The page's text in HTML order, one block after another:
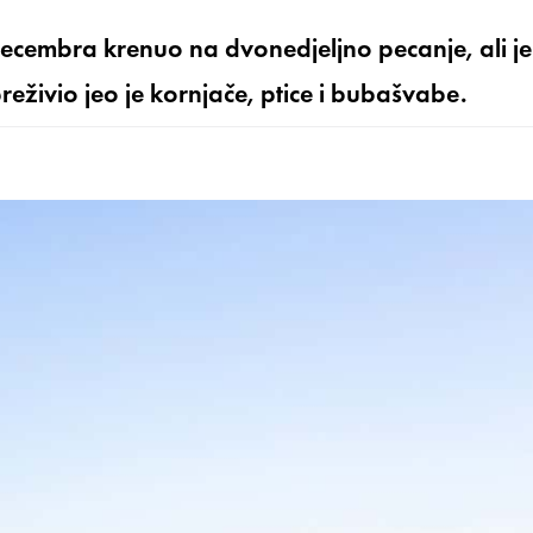
krenuo na dvonedjeljno pecanje, ali je
jeo je kornjače, ptice i bubašvabe.